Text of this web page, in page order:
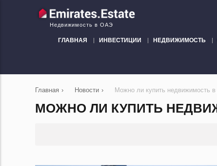
Недвижимость в ОАЭ
ГЛАВНАЯ ИНВЕСТИЦИИ НЕДВИЖИМОСТЬ
Главная › Новости › Можно ли купить недвижимость
МОЖНО ЛИ КУПИТЬ